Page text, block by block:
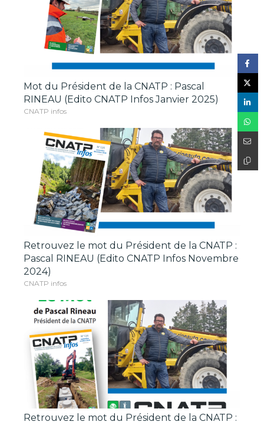
Mot du Président de la CNATP : Pascal
RINEAU (Edito CNATP Infos Janvier 2025)
CNATP infos
Retrouvez le mot du Président de la CNATP :
Pascal RINEAU (Edito CNATP Infos Novembre
2024)
CNATP infos
Retrouvez le mot du Président de la CNATP :